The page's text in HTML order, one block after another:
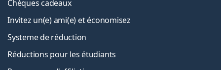
Chèques cadeaux
Invitez un(e) ami(e) et économisez
Systeme de réduction
Réductions pour les étudiants